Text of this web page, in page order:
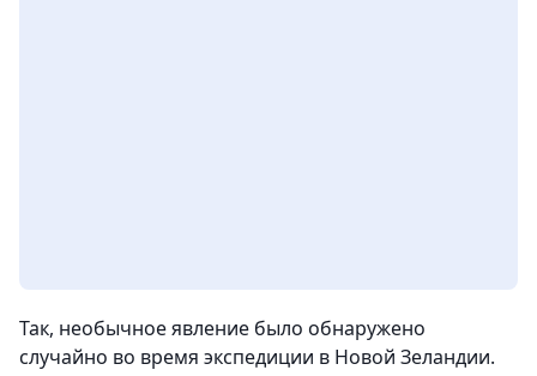
Так, необычное явление было обнаружено
случайно во время экспедиции в Новой Зеландии.